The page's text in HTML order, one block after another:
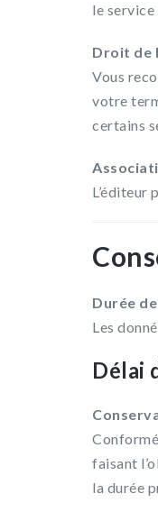
le
Droit de
Vous
votre
certains
L’éditeur
Durée
Les
Délai
faisant
la durée